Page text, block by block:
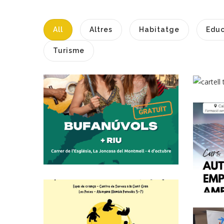
All Altres Habitatge
Turisme
Bufanúvols I RIU
Porten Música
D’arrel I Balls
Populars A La
Joncosa Del
Montmell En El
Marc De Perifèria
Cultural
Altres
L’Espai De Criança
Inicia Una Nova